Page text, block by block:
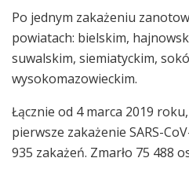
Po jednym zakażeniu
powiatach: bielskim,
suwalskim, siemiatyckim,
wysokomazowieckim.
Łącznie od 4 marca 2019
pierwsze zakażenie SARS-
935 zakażeń. Zmarło 75 488